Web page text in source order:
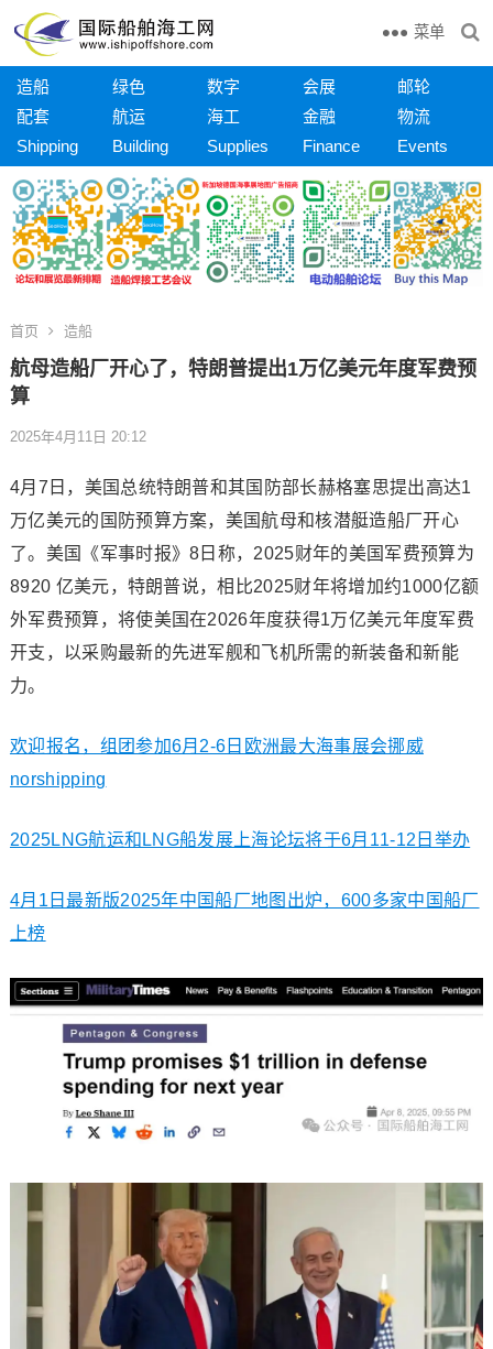
菜单
造船 绿色 数字 会展
邮轮
配套
航运 海工 金融
物流
Shipping
Building Supplies Finance Events
首页 造船
航母造船厂开心了，特朗普提出1万亿美元年度军费预
算
2025年4月11日 20:12
4月7日，美国总统特朗普和其国防部长赫格塞思提出高达1
万亿美元的国防预算方案，美国航母和核潜艇造船厂开心
了。美国《军事时报》8日称，2025财年的美国军费预算为
8920 亿美元，特朗普说，相比2025财年将增加约1000亿额
外军费预算，将使美国在2026年度获得1万亿美元年度军费
开支，以采购最新的先进军舰和飞机所需的新装备和新能
力。
欢迎报名，组团参加6月2-6日欧洲最大海事展会挪威
norshipping
2025LNG航运和LNG船发展上海论坛将于6月11-12日举办
4月1日最新版2025年中国船厂地图出炉，600多家中国船厂
上榜